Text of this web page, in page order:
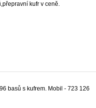
kufr v ceně.
basů s kufrem. Mobil - 723 126